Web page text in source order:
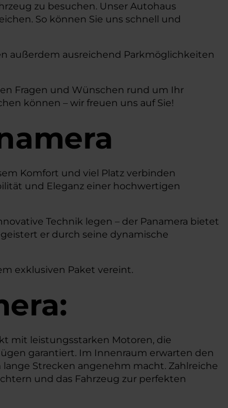
zu besuchen. Unser Autohaus
So können Sie uns schnell und
außerdem ausreichend Parkmöglichkeiten
Fragen und Wünschen rund um Ihr
können – wir freuen uns auf Sie!
Komfort und viel Platz verbinden
und Eleganz einer hochwertigen
Technik legen – der Panamera bietet
er durch seine dynamische
exklusiven Paket vereint.
mit leistungsstarken Motoren, die
garantiert. Im Innenraum erwarten den
Strecken angenehm macht. Zahlreiche
und das Fahrzeug zur perfekten